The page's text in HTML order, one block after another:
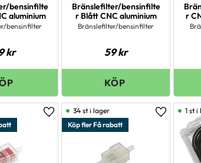
bensinfilte
aluminium
bensinfilter
kr
Bränslefilter/bensinfilte
r Blått CNC aluminium
Bränslefilter/bensinfilter
59kr
r
Lägg till i favoriter
Köp fler Få rabatt
Lägg till
34 st i lager 1 st